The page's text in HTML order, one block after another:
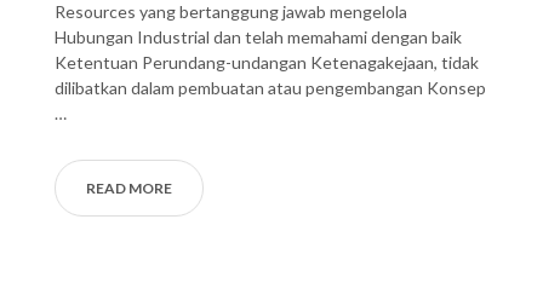
Resources yang bertanggung jawab mengelola
Hubungan Industrial dan telah memahami dengan baik
Ketentuan Perundang-undangan Ketenagakejaan, tidak
dilibatkan dalam pembuatan atau pengembangan Konsep
…
READ MORE